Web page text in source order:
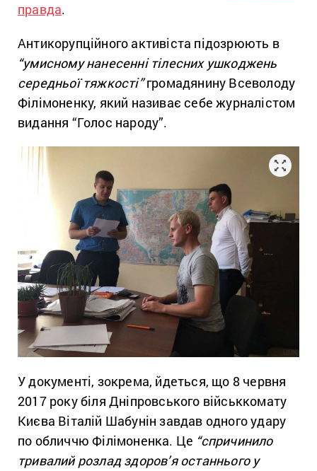
правда.
Антикорупційного активіста підозрюють в
“умисному нанесенні тілесних ушкоджень
середньої тяжкості”громадянину Всеволоду
Філімоненку, який називає себе журналістом
видання “Голос народу”.
У документі, зокрема, йдеться, що 8 червня
2017 року біля Дніпровського військкомату
Києва Віталій Шабунін завдав одного удару
по обличчю Філімоненка. Це “спричинило
тривалий розлад здоров’я останнього у